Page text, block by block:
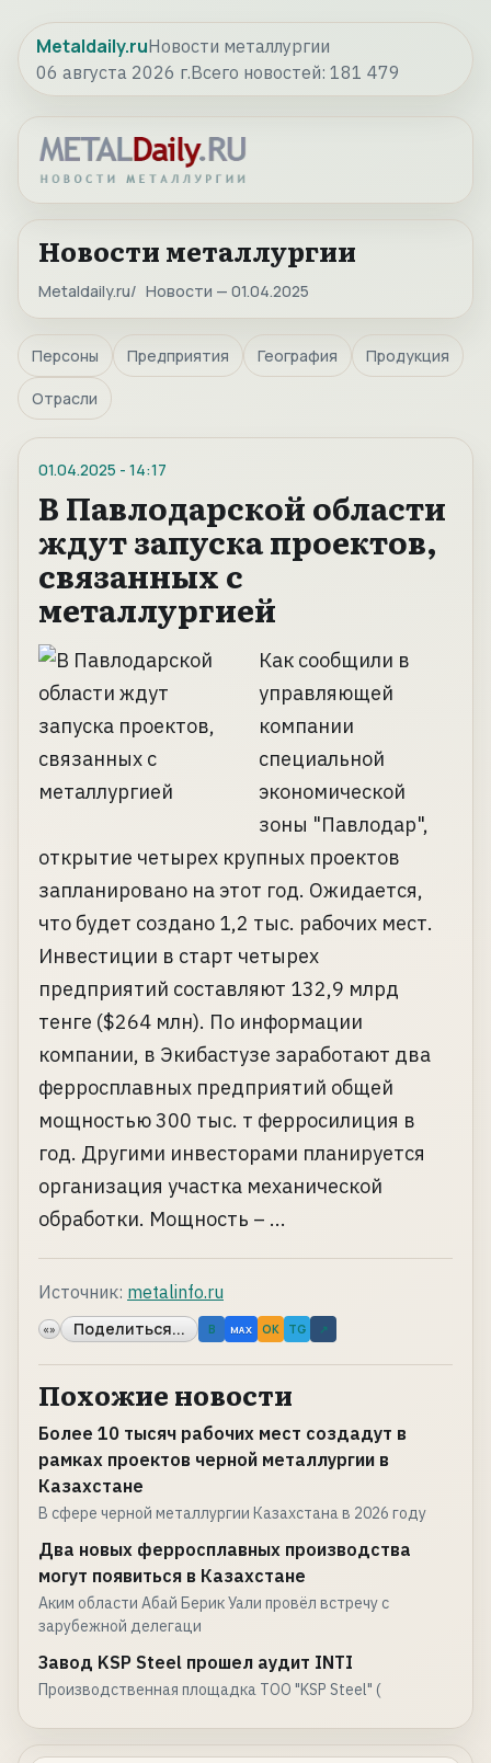
Metaldaily.ruНовости металлургии
06 августа 2026 г.Всего новостей: 181 479
Новости металлургии
Metaldaily.ru Новости — 01.04.2025
Персоны Предприятия География Продукция
Отрасли
01.04.2025 - 14:17
В Павлодарской области
ждут запуска проектов,
связанных с
металлургией
Как сообщили в
управляющей
компании
специальной
экономической
зоны "Павлодар",
открытие четырех крупных проектов
запланировано на этот год. Ожидается,
что будет создано 1,2 тыс. рабочих мест.
Инвестиции в старт четырех
предприятий составляют 132,9 млрд
тенге ($264 млн). По информации
компании, в Экибастузе заработают два
ферросплавных предприятий общей
мощностью 300 тыс. т ферросилиция в
год. Другими инвесторами планируется
организация участка механической
обработки. Мощность – ...
Источник: metalinfo.ru
«» Поделиться... B MAX OK TG ↗
Похожие новости
Более 10 тысяч рабочих мест создадут в
рамках проектов черной металлургии в
Казахстане
В сфере черной металлургии Казахстана в 2026 году
Два новых ферросплавных производства
могут появиться в Казахстане
Аким области Абай Берик Уали провёл встречу с
зарубежной делегаци
Завод KSP Steel прошел аудит INTI
Производственная площадка TОО "KSP Steel" (